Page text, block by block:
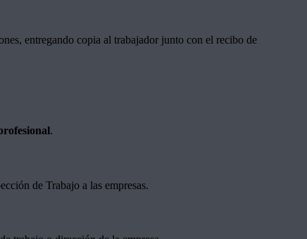
entregando copia al trabajador junto con el recibo de
.
de Trabajo a las empresas.